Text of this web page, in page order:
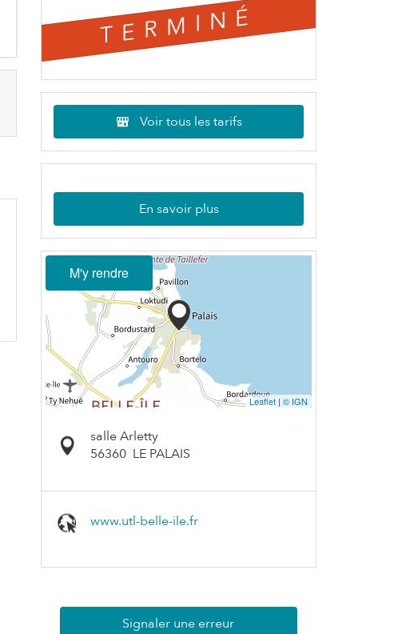
TERMINÉ
Voir tous les tarifs
En savoir plus
M'y rendre
Leaflet| © IGN
salle Arletty
56360 LE PALAIS
www.utl-belle-ile.fr
Signaler une erreur